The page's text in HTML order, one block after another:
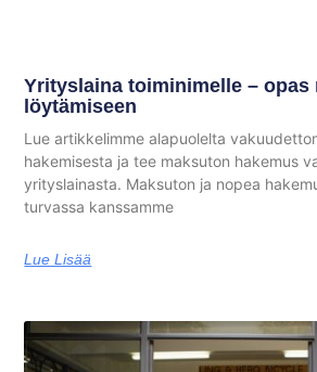
Yrityslaina toiminimelle – opas
löytämiseen
Lue artikkelimme alapuolelta
hakemisesta ja tee maksuton hakemus
yrityslainasta. Maksuton ja nopea
turvassa kanssamme
Lue Lisää